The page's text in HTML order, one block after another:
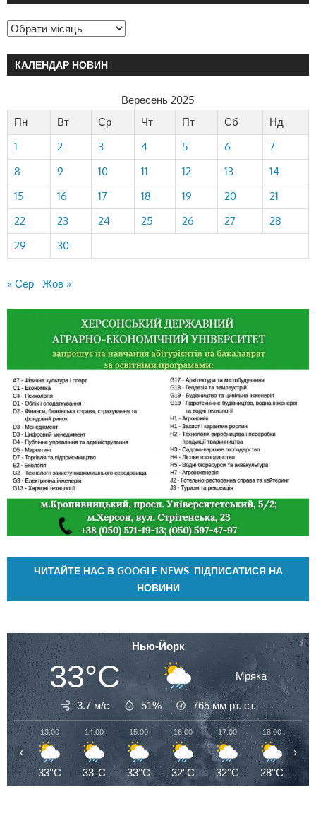
КАЛЕНДАР НОВИН
Вересень 2025
Пн
Вт Ср Чт Пт Сб
Нд
1
2 3 4 5 6
7
8
9 10 11 12 13
14
15
16 17 18 19 20
21
22
23 24 25 26 27
28
29
30
« Сер Жов »
ЧИТАЙТЕ НАС В GOOGLE NEWS. ПІДПИСАТИСЯ НА
НОВИНИ
Нью-Йорк
33°C Мряка
3.7 м/с 51% 765мм рт. ст.
13:00
33°C
14:00
33°C
15:00
33°C
16:00
32°C
17:00
32°C
18:00
28°C
‹ ›